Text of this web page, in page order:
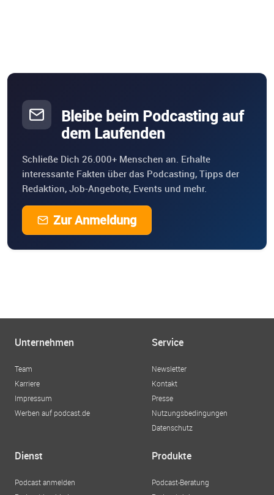
Bleibe beim Podcasting auf
dem Laufenden
Schließe Dich 26.000+ Menschen an. Erhalte
interessante Fakten über das Podcasting, Tipps der
Redaktion, Job-Angebote, Events und mehr.
Zur Anmeldung
Unternehmen
Team
Karriere
Impressum
Werben auf podcast.de
Service
Newsletter
Kontakt
Presse
Nutzungsbedingungen
Datenschutz
Dienst
Podcast anmelden
Produkte
Podcast-Beratung